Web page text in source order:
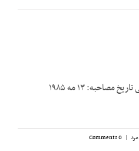
روایت‌کننده: آقای مصطفی لنکرانی تاریخ مصاحبه: ۱۳ مه ۱۹۸۵
مرد |
0 Comments